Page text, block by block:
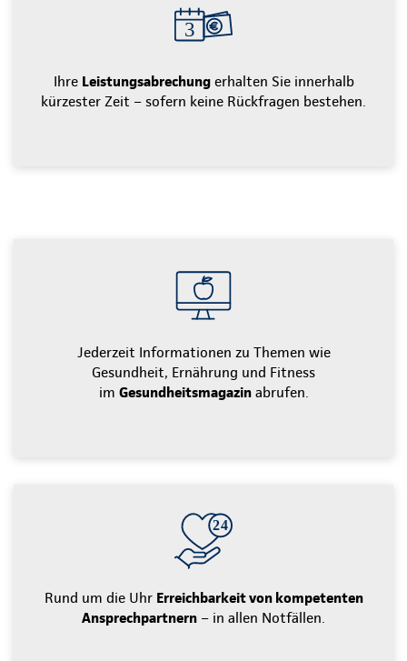
Ihre Leistungsabrechungerhalten Sie innerhalb
kürzester Zeit – sofern keine Rückfragen bestehen.
Jederzeit Informationen zu Themen wie
Gesundheit, Ernährung und Fitness
im Gesundheitsmagazinabrufen.
Rund um die Uhr Erreichbarkeit von kompetenten
Ansprechpartnern – in allen Notfällen.